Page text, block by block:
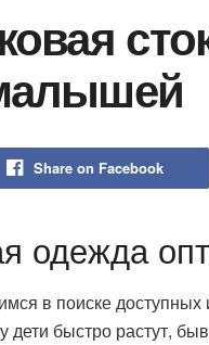
Share on Facebook
одежда
в поиске
быстро растут,